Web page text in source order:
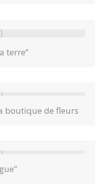
terre”
boutique de fleurs